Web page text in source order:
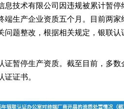
息技术有限公司因违规被累计暂
端生产企业资质五个月。目前两
题整改，根据相关规定，银联认
证暂停生产资质。截至目前，多
证书。